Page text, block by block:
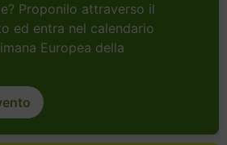
Proponilo attraverso il
ed entra nel calendario
Europea della